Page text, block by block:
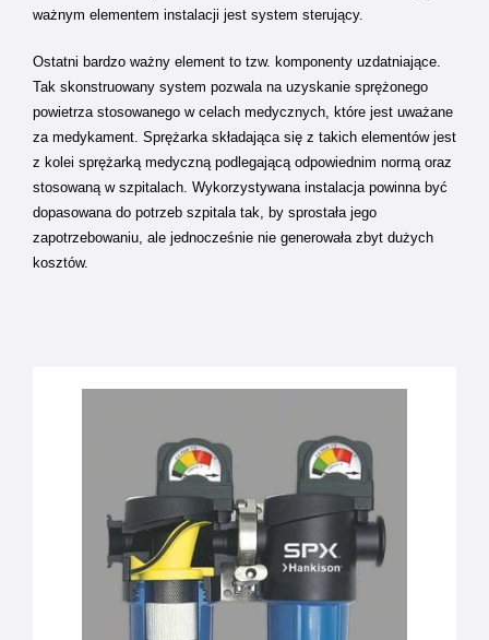
ważnym elementem instalacji jest system sterujący.
Ostatni bardzo ważny element to tzw. komponenty uzdatniające.
Tak skonstruowany system pozwala na uzyskanie sprężonego
powietrza stosowanego w celach medycznych, które jest uważane
za medykament. Sprężarka składająca się z takich elementów jest
z kolei sprężarką medyczną podlegającą odpowiednim normą oraz
stosowaną w szpitalach. Wykorzystywana instalacja powinna być
dopasowana do potrzeb szpitala tak, by sprostała jego
zapotrzebowaniu, ale jednocześnie nie generowała zbyt dużych
kosztów.